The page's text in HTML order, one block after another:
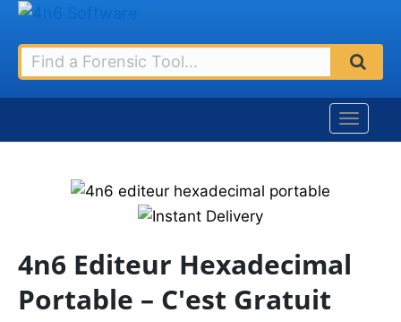
4n6 Editeur Hexadecimal
Portable – C'est Gratuit